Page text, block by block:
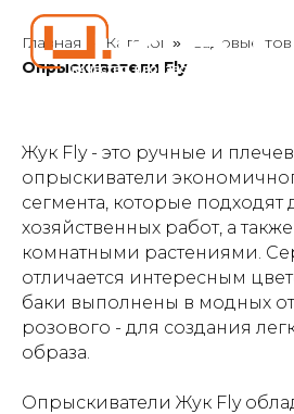
Главная Каталог » Садовые
Опрыскиватели Fly
Жук Fly - это ручные и
опрыскиватели
сегмента, которые подходят
хозяйственных работ, а
комнатными растениями.
отличается интересным
баки выполнены в модных
розового - для создания
образа.
Опрыскиватели Жук Fly